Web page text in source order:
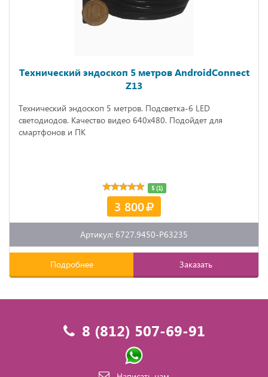
Технический эндоскоп 5 метров AndroidConnect
Z13
Технический эндоскоп 5 метров. Подсветка-6 LED
светодиодов. Качество видео 640х480. Подойдет для
смартфонов и ПК
5 (1)
3 800
Артикул: 6727.9450-P63235
Подробнее Заказать
8 (812) 507-69-91